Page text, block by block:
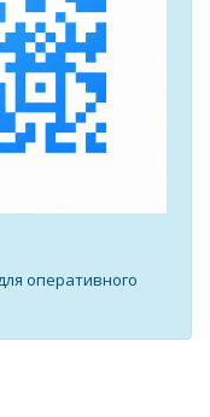
оперативного